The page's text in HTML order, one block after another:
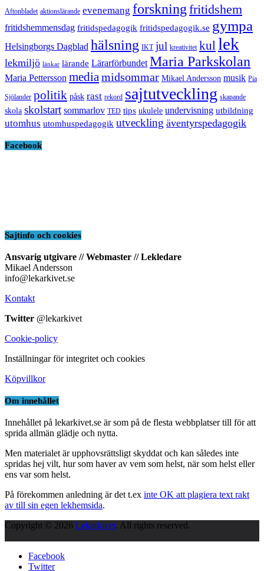
Aftonbladet aktionslärande evenemang forskning fritidshem
fritidshemmensdag fritidspedagogik fritidspedagogik.se gympa
Helsingborgs Dagblad hälsning IKT jul kreativitet kul lek
lekmiljö länkar lärande Lärarförbundet Maria Parkskolan
Maria Pettersson media midsommar Mikael Andersson musik Pia
Sjölander politik påsk rast rekord sajtutveckling skapande
skola skolstart sommarlov TED tips ukulele undervisning utbildning
utomhus utomhuspedagogik utveckling äventyrspedagogik
Facebook
Sajtinfo och cookies
Ansvarig utgivare // Webmaster // Lekledare
Mikael Andersson
info@lekarkivet.se
Kontakt
Twitter @lekarkivet
Cookie-policy
Inställningar för integritet och cookies
Köpvillkor
Om innehållet
Innehållet på lekarkivet.se är som på de flesta webbplatser till för att
sprida allmän glädje och nytta.
Men materialet är upphovsrättsligt skyddat och kan således inte
spridas hej vilt, hur som haver av vem som helst, när som helst eller
ens var som helst.
På förekommen anledning är det t.ex inte OK att plagiera text rakt
av till sin egen lekhemsida.
Copyright © 2026 Lekarkivet. All rights reserved.
Facebook
Twitter